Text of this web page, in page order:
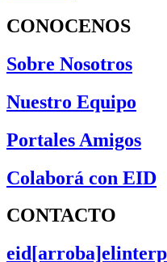
CONOCENOS
Sobre Nosotros
Nuestro Equipo
Portales Amigos
Colaborá con EID
CONTACTO